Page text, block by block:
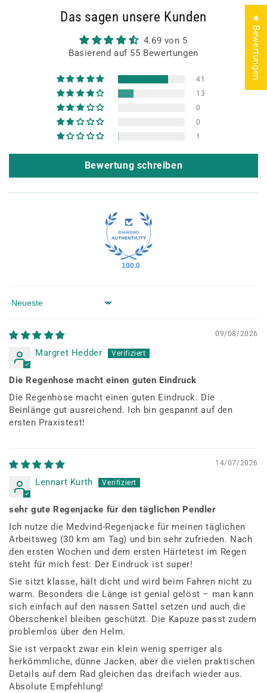
Das sagen unsere Kunden
4.69 von 5
Basierend auf 55 Bewertungen
41
13
0
0
1
Bewertung schreiben
100.0
Sort by
09/08/2026
Margret Hedder
Die Regenhose macht einen guten Eindruck
Die Regenhose macht einen guten Eindruck. Die
Beinlänge gut ausreichend. Ich bin gespannt auf den
ersten Praxistest!
14/07/2026
Lennart Kurth
sehr gute Regenjacke für den täglichen Pendler
Ich nutze die Medvind-Regenjacke für meinen täglichen
Arbeitsweg (30 km am Tag) und bin sehr zufrieden. Nach
den ersten Wochen und dem ersten Härtetest im Regen
steht für mich fest: Der Eindruck ist super!
Sie sitzt klasse, hält dicht und wird beim Fahren nicht zu
warm. Besonders die Länge ist genial gelöst – man kann
sich einfach auf den nassen Sattel setzen und auch die
Oberschenkel bleiben geschützt. Die Kapuze passt zudem
problemlos über den Helm.
Sie ist verpackt zwar ein klein wenig sperriger als
herkömmliche, dünne Jacken, aber die vielen praktischen
Details auf dem Rad gleichen das dreifach wieder aus.
Absolute Empfehlung!
★ Bewertungen